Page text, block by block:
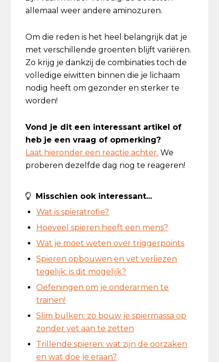
allemaal weer andere aminozuren.
Om die reden is het heel belangrijk dat je
met verschillende groenten blijft variëren.
Zo krijg je dankzij de combinaties toch de
volledige eiwitten binnen die je lichaam
nodig heeft om gezonder en sterker te
worden!
Vond je dit een interessant artikel of
heb je een vraag of opmerking?
Laat hieronder een reactie achter. We
proberen dezelfde dag nog te reageren!
Misschien ook interessant...
Wat is spieratrofie?
Hoeveel spieren heeft een mens?
Wat je moet weten over triggerpoints
Spieren opbouwen en vet verliezen
tegelijk: is dit mogelijk?
Oefeningen om je onderarmen te
trainen!
Slim bulken: zo bouw je spiermassa op
zonder vet aan te zetten
Trillende spieren: wat zijn de oorzaken
en wat doe je eraan?